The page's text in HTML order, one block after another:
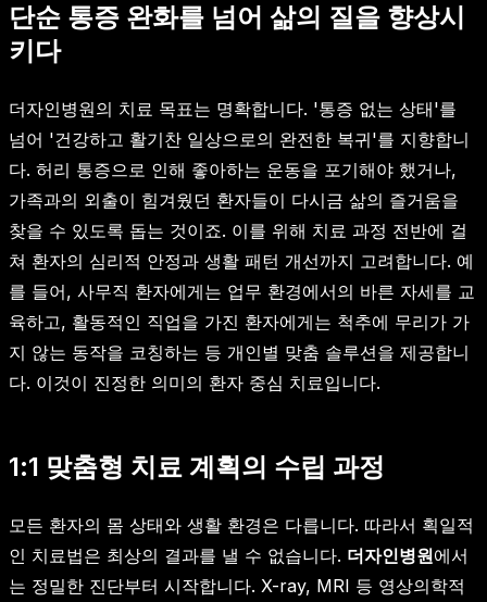
단순 통증 완화를 넘어 삶의 질을 향상시
키다
더자인병원의 치료 목표는 명확합니다. '통증 없는 상태'를
넘어 '건강하고 활기찬 일상으로의 완전한 복귀'를 지향합니
다. 허리 통증으로 인해 좋아하는 운동을 포기해야 했거나,
가족과의 외출이 힘겨웠던 환자들이 다시금 삶의 즐거움을
찾을 수 있도록 돕는 것이죠. 이를 위해 치료 과정 전반에 걸
쳐 환자의 심리적 안정과 생활 패턴 개선까지 고려합니다. 예
를 들어, 사무직 환자에게는 업무 환경에서의 바른 자세를 교
육하고, 활동적인 직업을 가진 환자에게는 척추에 무리가 가
지 않는 동작을 코칭하는 등 개인별 맞춤 솔루션을 제공합니
다. 이것이 진정한 의미의 환자 중심 치료입니다.
1:1 맞춤형 치료 계획의 수립 과정
모든 환자의 몸 상태와 생활 환경은 다릅니다. 따라서 획일적
인 치료법은 최상의 결과를 낼 수 없습니다. 더자인병원에서
는 정밀한 진단부터 시작합니다. X-ray, MRI 등 영상의학적